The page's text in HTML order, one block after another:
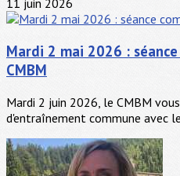
11 juin 2026
Mardi 2 mai 2026 :
CMBM
Mardi 2 juin 2026, le CMBM
d'entraînement commune avec